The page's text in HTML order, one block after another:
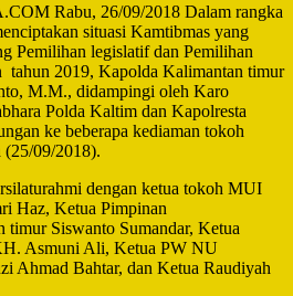
Rabu, 26/09/2018 Dalam rangka
situasi Kamtibmas yang
Pemilihan legislatif dan Pemilihan
tahun 2019, Kapolda Kalimantan timur
M.M., didampingi oleh Karo
Polda Kaltim dan Kapolresta
ke beberapa kediaman tokoh
(25/09/2018).
dengan ketua tokoh MUI
Haz, Ketua Pimpinan
Siswanto Sumandar, Ketua
Asmuni Ali, Ketua PW NU
Ahmad Bahtar, dan Ketua Raudiyah